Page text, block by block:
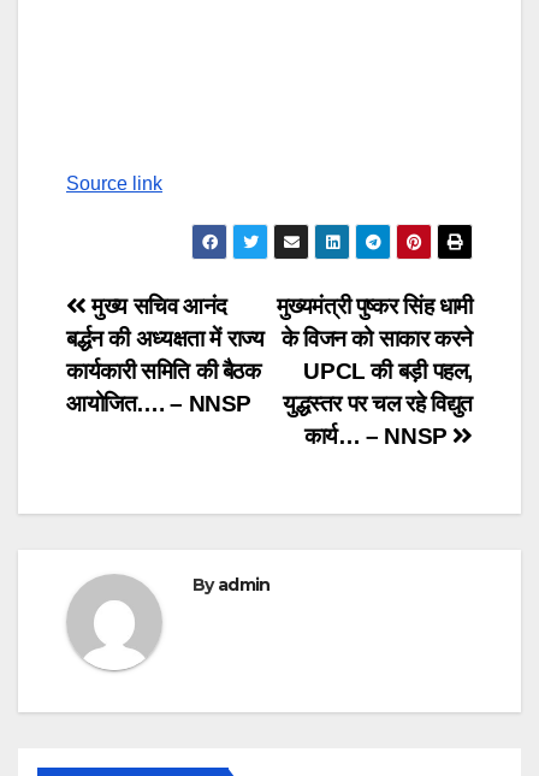
navigation
Source link
Post
navigation
मुख्यमंत्री पुष्कर सिंह धामी
के विजन को साकार करने
UPCL की बड़ी पहल,
युद्धस्तर पर चल रहे विद्युत
कार्य… – NNSP
मुख्य सचिव आनंद
बर्द्धन की अध्यक्षता में राज्य
कार्यकारी समिति की बैठक
आयोजित…. – NNSP
Byadmin